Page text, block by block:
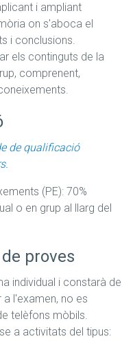
i ampliant
on s'aboca el
i conclusions.
els continguts de la
comprenent,
de qualificació
(PE): 70%
o en grup al llarg del
proves
individual i constarà de
l'examen, no es
telèfons mòbils.
a activitats del tipus: